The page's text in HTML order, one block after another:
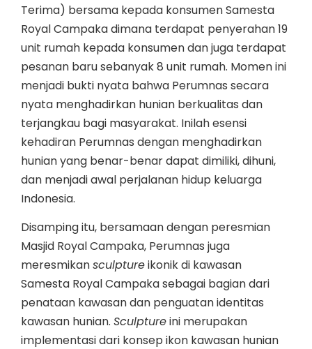
Terima) bersama kepada konsumen Samesta
Royal Campaka dimana terdapat penyerahan 19
unit rumah kepada konsumen dan juga terdapat
pesanan baru sebanyak 8 unit rumah. Momen ini
menjadi bukti nyata bahwa Perumnas secara
nyata menghadirkan hunian berkualitas dan
terjangkau bagi masyarakat. Inilah esensi
kehadiran Perumnas dengan menghadirkan
hunian yang benar-benar dapat dimiliki, dihuni,
dan menjadi awal perjalanan hidup keluarga
Indonesia.
Disamping itu, bersamaan dengan peresmian
Masjid Royal Campaka, Perumnas juga
meresmikansculptureikonik di kawasan
Samesta Royal Campaka sebagai bagian dari
penataan kawasan dan penguatan identitas
kawasan hunian. Sculptureini merupakan
implementasi dari konsep ikon kawasan hunian